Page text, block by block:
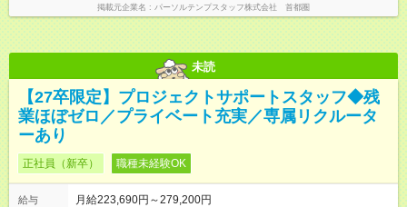
掲載元企業名 パーソルテンプスタッフ株式会社 首都圏
未読
【27卒限定】プロジェクトサポートスタッフ◆残
業ほぼゼロ／プライベート充実／専属リクルータ
ーあり
正社員（新卒） 職種未経験OK
給与
月給223,690円～279,200円